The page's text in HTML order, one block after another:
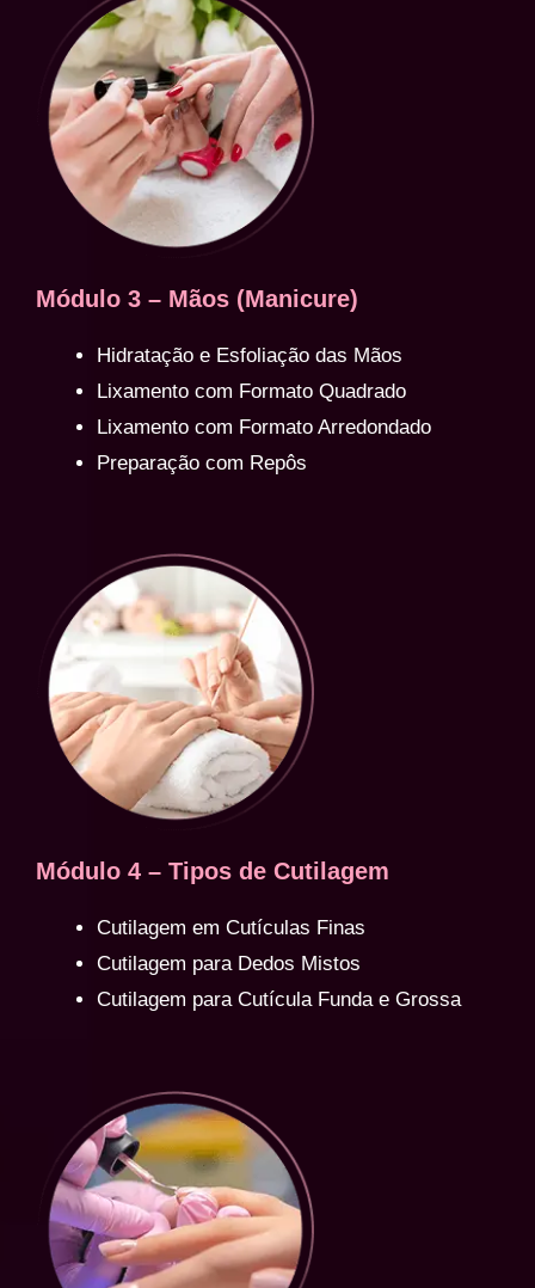
Módulo 3 – Mãos (Manicure)
Hidratação e Esfoliação das Mãos
Lixamento com Formato Quadrado
Lixamento com Formato Arredondado
Preparação com Repôs
Módulo 4 – Tipos de Cutilagem
Cutilagem em Cutículas Finas
Cutilagem para Dedos Mistos
Cutilagem para Cutícula Funda e Grossa